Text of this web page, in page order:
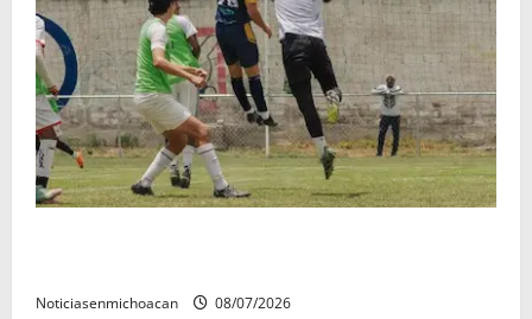
Noticiasenmichoacan 08/07/2026